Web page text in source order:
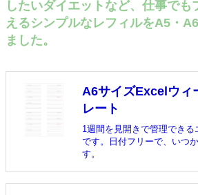
したいダイエットなど、仕事でも
えるシンプルなレフィルをA5・
ました。
A6サイズExcelウィ
レート
1週間を見開きで管理できる
です。日付フリーで、いつ
す。